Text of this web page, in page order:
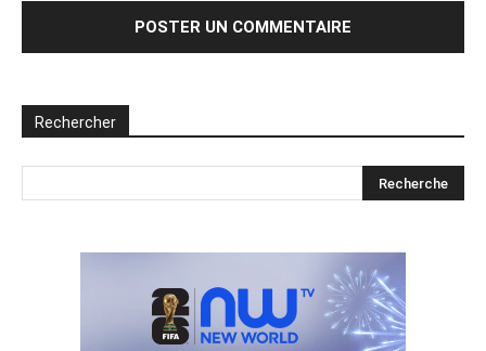
Rechercher